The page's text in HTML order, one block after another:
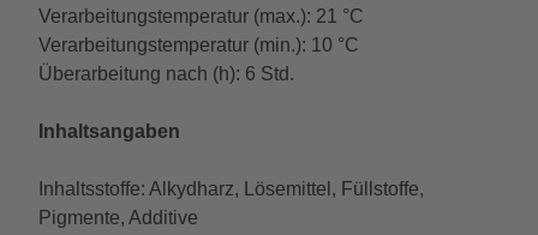
Verarbeitungstemperatur (max.): 21 °C
Verarbeitungstemperatur (min.): 10 °C
Überarbeitung nach (h): 6 Std.
Inhaltsangaben
Inhaltsstoffe: Alkydharz, Lösemittel, Füllstoffe,
Pigmente, Additive